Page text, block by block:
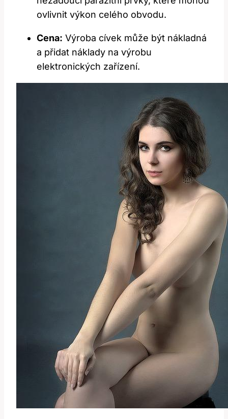
ovlivnit výkon celého obvodu.
Cena: Výroba cívek může být nákladná
a přidat náklady na výrobu
elektronických zařízení.